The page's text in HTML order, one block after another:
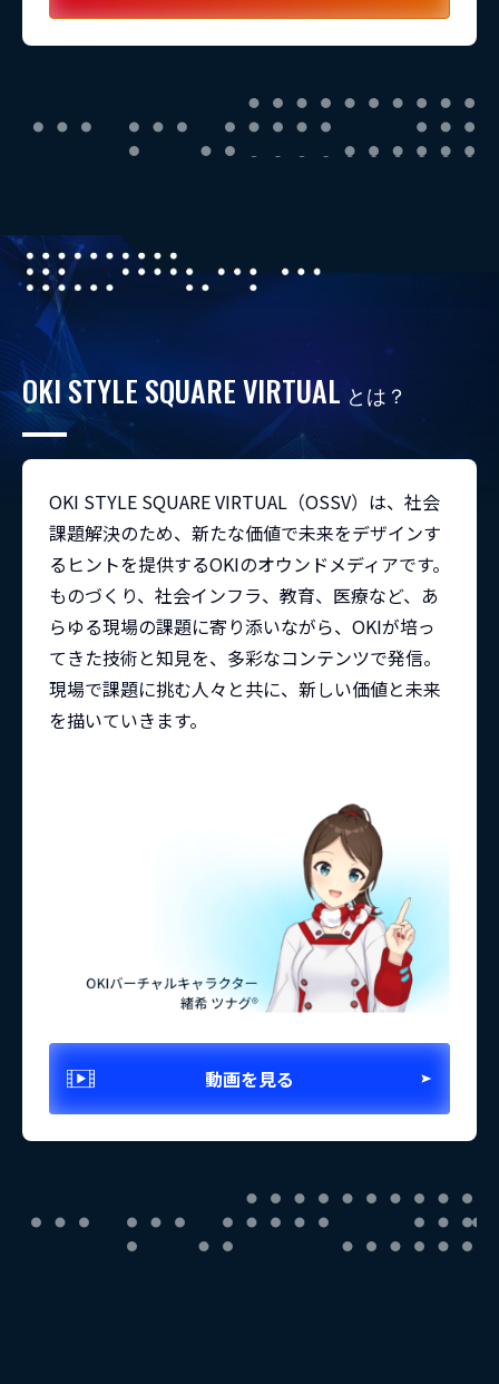
OKI STYLE SQUARE VIRTUAL とは？
OKI STYLE SQUARE VIRTUAL（OSSV）は、社会
課題解決のため、新たな価値で未来をデザインす
るヒントを提供するOKIのオウンドメディアです。
ものづくり、社会インフラ、教育、医療など、あ
らゆる現場の課題に寄り添いながら、OKIが培っ
てきた技術と知見を、多彩なコンテンツで発信。
現場で課題に挑む人々と共に、新しい価値と未来
を描いていきます。
動画を見る